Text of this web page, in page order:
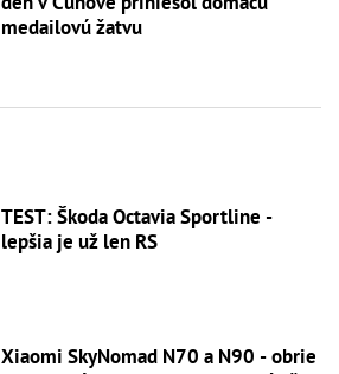
medailovú žatvu
TEST: Škoda Octavia Sportline -
lepšia je už len RS
Xiaomi SkyNomad N70 a N90 - obrie